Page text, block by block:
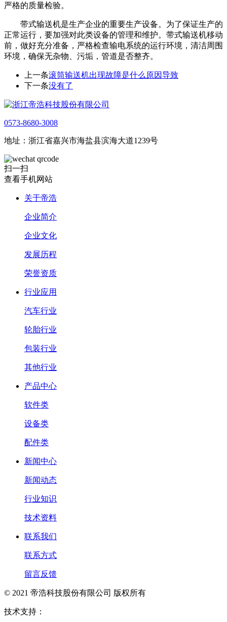
严格的质量检验。
带式输送机是生产企业的重要生产设备。为了保证生产的
正常运行，要加强对此类设备的管理和维护。带式输送机移动
前，做好充分准备，严格检查输电系统的运行环境，清洁周围
环境，确保无杂物、污垢，管道是否整齐。
上一条滚筒输送机出现故障是什么原因导致
下一条没有了
0573-8680-3008
地址：浙江省嘉兴市海盐县滨海大道1239号
扫一扫
查看手机网站
关于帝浩
企业简介
企业文化
发展历程
荣誉资质
行业应用
汽车行业
轮胎行业
包装行业
其他行业
产品中心
软件类
设备类
配件类
新闻中心
新闻动态
行业知识
技术资料
联系我们
联系方式
留言反馈
© 2021 帝浩科技股份有限公司 版权所有
技术支持：